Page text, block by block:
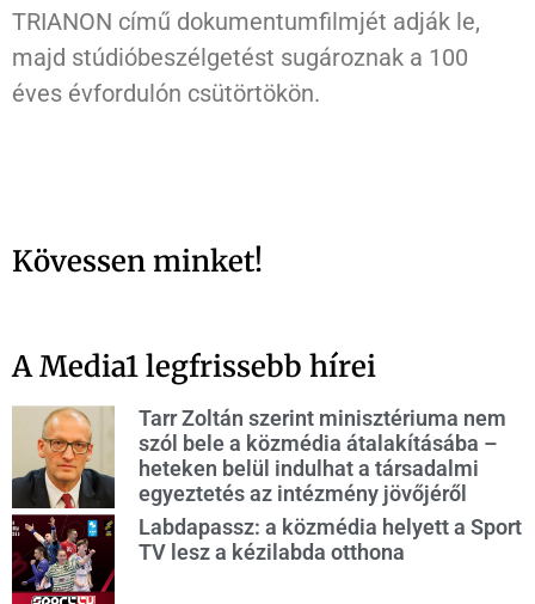
TRIANON című dokumentumfilmjét adják le,
majd stúdióbeszélgetést sugároznak a 100
éves évfordulón csütörtökön.
Kövessen minket!
A Media1 legfrissebb hírei
Tarr Zoltán szerint minisztériuma nem
szól bele a közmédia átalakításába –
heteken belül indulhat a társadalmi
egyeztetés az intézmény jövőjéről
Labdapassz: a közmédia helyett a Sport
TV lesz a kézilabda otthona